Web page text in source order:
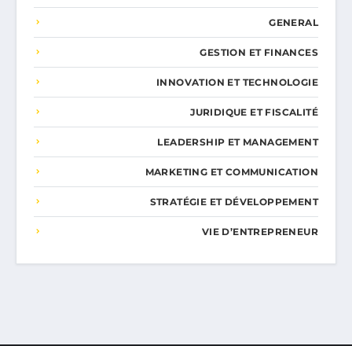
GENERAL
GESTION ET FINANCES
INNOVATION ET TECHNOLOGIE
JURIDIQUE ET FISCALITÉ
LEADERSHIP ET MANAGEMENT
MARKETING ET COMMUNICATION
STRATÉGIE ET DÉVELOPPEMENT
VIE D’ENTREPRENEUR